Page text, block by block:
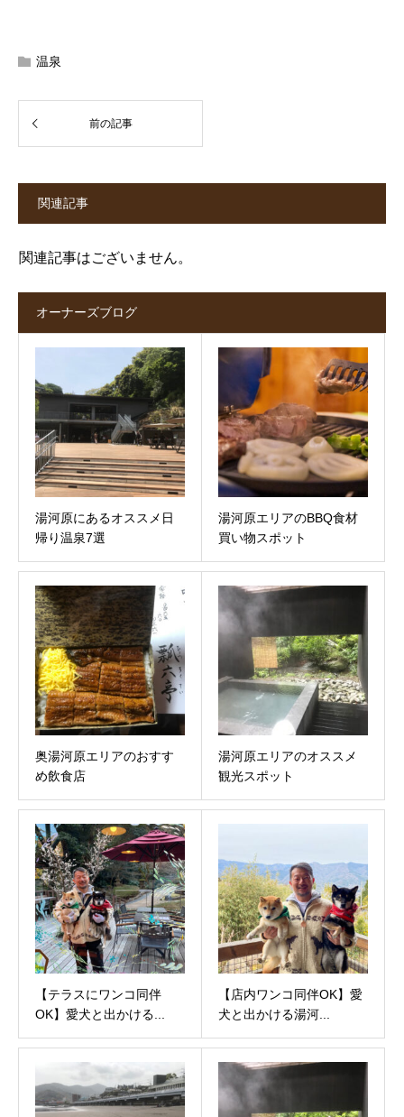
温泉
関連記事
関連記事はございません。
オーナーズブログ
湯河原にあるオススメ日
帰り温泉7選
湯河原エリアのBBQ食材
買い物スポット
奥湯河原エリアのおすす
め飲食店
湯河原エリアのオススメ
観光スポット
【テラスにワンコ同伴
OK】愛⽝と出かける...
【店内ワンコ同伴OK】愛
⽝と出かける湯河...